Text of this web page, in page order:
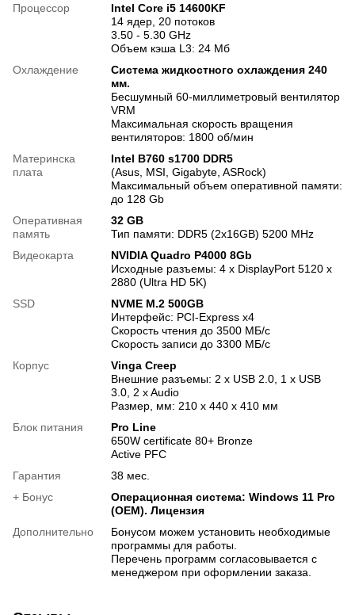
Процессор
Intel Core i5 14600KF
14 ядер, 20 потоков
3.50 - 5.30 GHz
Объем кэша L3: 24 Мб
Охлаждение
Система жидкостного охлаждения 240
мм.
Бесшумный 60-миллиметровый вентилятор
VRM
Максимальная скорость вращения
вентиляторов: 1800 об/мин
Материнска
плата
Intel B760 s1700 DDR5
(Asus, MSI, Gigabyte, ASRock)
Максимальный объем оперативной памяти:
до 128 Gb
Оперативная
память
32 GB
Тип памяти: DDR5 (2x16GB) 5200 MHz
Видеокарта
NVIDIA Quadro P4000 8Gb
Исходные разъемы: 4 x DisplayPort 5120 x
2880 (Ultra HD 5K)
SSD
NVME M.2 500GB
Интерфейс: PCI-Express x4
Скорость чтения до 3500 МБ/с
Скорость записи до 3300 МБ/с
Корпус
Vinga Creep
Внешние разъемы: 2 x USB 2.0, 1 x USB
3.0, 2 x Audio
Размер, мм: 210 х 440 х 410 мм
Блок питания
Pro Line
650W certificate 80+ Bronze
Active PFC
Гарантия
38 мес.
+ Бонус
Операционная система: Windows 11 Pro
(OEM). Лицензия
Дополнительно
Бонусом можем установить необходимые
программы для работы.
Перечень программ согласовывается с
менеджером при оформлении заказа.